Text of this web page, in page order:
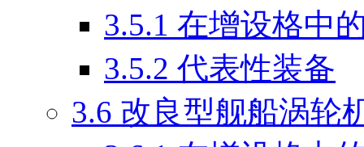
3.5.1 在增设格中
3.5.2 代表性装备
3.6 改良型舰船涡轮